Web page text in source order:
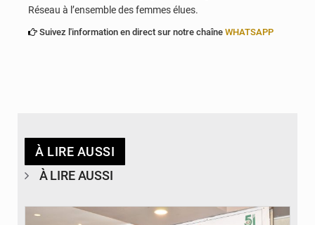
Réseau à l’ensemble des femmes élues.
Suivez l'information en direct sur notre chaîne WHATSAPP
À LIRE AUSSI
À LIRE AUSSI